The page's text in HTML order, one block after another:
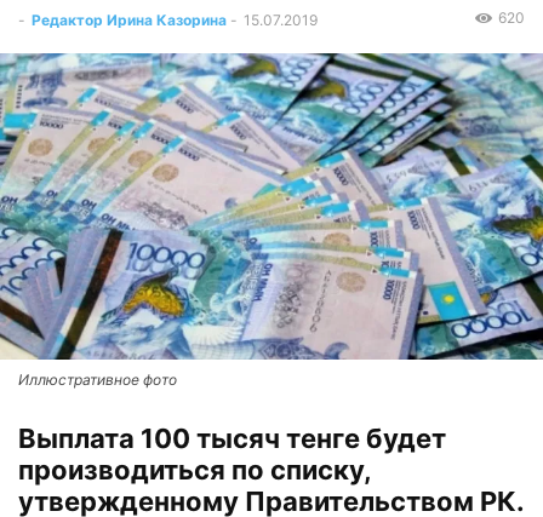
- Редактор Ирина Казорина - 15.07.2019 620
Иллюстративное фото
Выплата 100 тысяч тенге будет
производиться по списку,
утвержденному Правительством РК.